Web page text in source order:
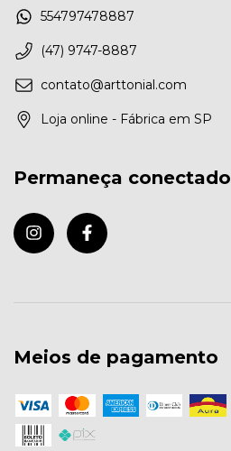
554797478887
(47) 9747-8887
contato@arttonial.com
Loja online - Fábrica em SP
Permaneça conectado
Meios de pagamento